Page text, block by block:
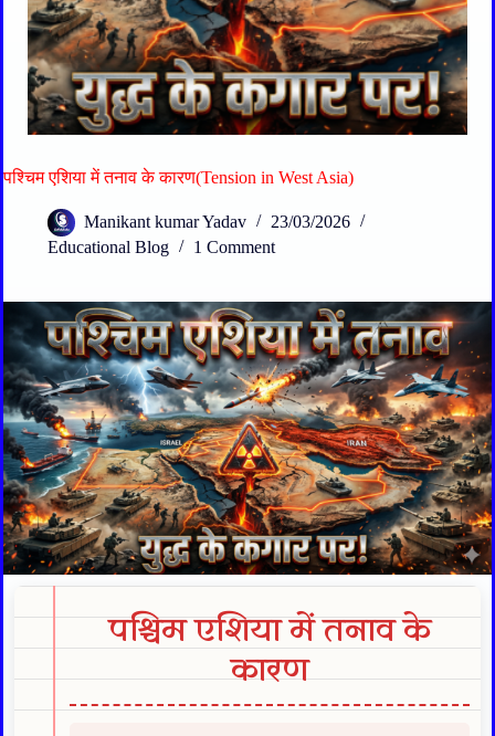
पश्चिम एशिया में तनाव के कारण(Tension in West Asia)
Manikant kumar Yadav
23/03/2026
Educational Blog
1 Comment
पश्चिम एशिया में तनाव के
कारण